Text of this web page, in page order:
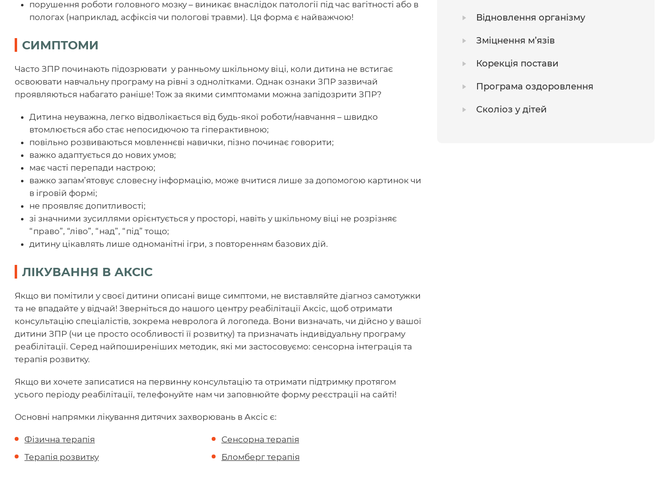
порушення роботи головного мозку – виникає внаслідок патології під час вагітності або в
пологах (наприклад, асфіксія чи пологові травми). Ця форма є найважчою!
СИМПТОМИ
Часто ЗПР починають підозрювати у ранньому шкільному віці, коли дитина не встигає
освоювати навчальну програму на рівні з однолітками. Однак ознаки ЗПР зазвичай
проявляються набагато раніше! Тож за якими симптомами можна запідозрити ЗПР?
Дитина неуважна, легко відволікається від будь-якої роботи/навчання – швидко
втомлюється або стає непосидючою та гіперактивною;
повільно розвиваються мовленнєві навички, пізно починає говорити;
важко адаптується до нових умов;
має часті перепади настрою;
важко запам’ятовує словесну інформацію, може вчитися лише за допомогою картинок чи
в ігровій формі;
не проявляє допитливості;
зі значними зусиллями орієнтується у просторі, навіть у шкільному віці не розрізняє
“право”, “ліво”, “над”, “під” тощо;
дитину цікавлять лише одноманітні ігри, з повторенням базових дій.
ЛІКУВАННЯ В АКСІС
Якщо ви помітили у своєї дитини описані вище симптоми, не виставляйте діагноз самотужки
та не впадайте у відчай! Зверніться до нашого центру реабілітації Аксіс, щоб отримати
консультацію спеціалістів, зокрема невролога й логопеда. Вони визначать, чи дійсно у вашої
дитини ЗПР (чи це просто особливості її розвитку) та призначать індивідуальну програму
реабілітації. Серед найпоширеніших методик, які ми застосовуємо: сенсорна інтеграція та
терапія розвитку.
Якщо ви хочете записатися на первинну консультацію та отримати підтримку протягом
усього періоду реабілітації, телефонуйте нам чи заповнюйте форму реєстрації на сайті!
Основні напрямки лікування дитячих захворювань в Аксіс є:
Фізична терапія
Сенсорна терапія
Терапія розвитку
Бломберг терапія
Відновлення організму
Зміцнення м’язів
Корекція постави
Програма оздоровлення
Сколіоз у дітей